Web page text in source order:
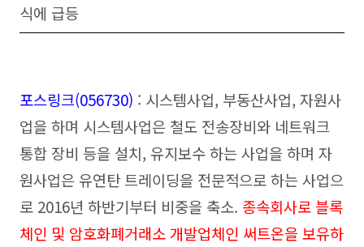
식에 급등
포스링크(056730) : 시스템사업, 부동산사업, 자원사
업을 하며 시스템사업은 철도 전송장비와 네트워크
통합 장비 등을 설치, 유지보수 하는 사업을 하며 자
원사업은 유연탄 트레이딩을 전문적으로 하는 사업으
로 2016년 하반기부터 비중을 축소. 종속회사로 블록
체인 및 암호화폐거래소 개발업체인 써트온을 보유하